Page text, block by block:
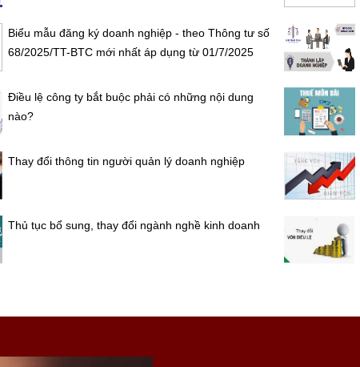
Biểu mẫu đăng ký doanh nghiệp - theo Thông tư số
68/2025/TT-BTC mới nhất áp dụng từ 01/7/2025
Điều lệ công ty bắt buộc phải có những nội dung
nào?
Thay đổi thông tin người quản lý doanh nghiệp
Thủ tục bổ sung, thay đổi ngành nghề kinh doanh